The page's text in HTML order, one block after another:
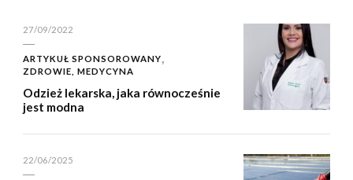
27/09/2022
ARTYKUŁ SPONSOROWANY
ZDROWIE, MEDYCYNA
Odzież lekarska, jaka równocześnie
jest modna
22/06/2025